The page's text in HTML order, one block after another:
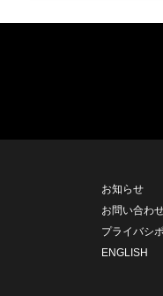
お知らせ
お問い合わ
プライバシ
ENGLISH